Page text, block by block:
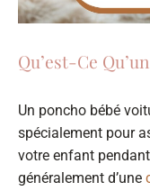
Qu’est-Ce
Un poncho bébé
spécialement pour
votre enfant
généralement d’une